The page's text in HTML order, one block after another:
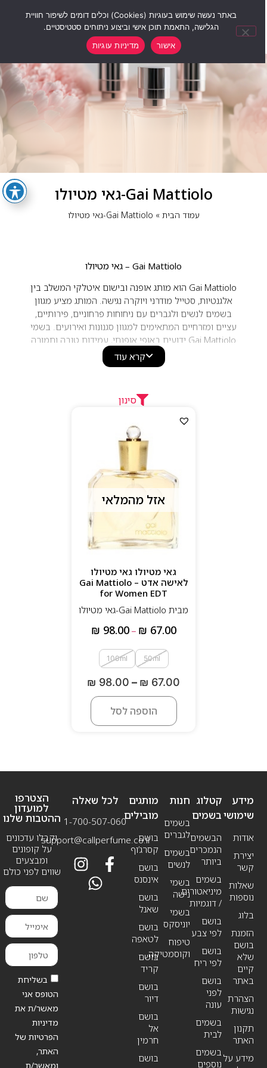
Gai Mattiolo-גאי מטיולו
עמוד הבית» Gai Mattiolo-גאי מטיולו
Gai Mattiolo – גאי מטיולו
Gai Mattiolo הוא מותג אופנה ובישום איטלקי המשלב בין
אלגנטיות, סטייל מודרני ויוקרה נגישה. המותג מציע מגוון
בשמים לנשים ולגברים עם ניחוחות פרחוניים, פירותיים,
עציים ומזרחיים המתאימים למגוון סגנונות ואירועים. בשמי
Gai Mattiolo ידועים באופי אופנתי, עמידות טובה ותמורה
מצוינת למחיר, למי שמחפש ניחוח איכותי עם נגיעה איטלקית.
קרא עוד
סינון
אזל מהמלאי
גאי מטיולו גאי מטיולו
לאישה אדט – Gai Mattiolo
for Women EDT
מבית Gai Mattiolo-גאי מטיולו
₪ 67.00
–
₪ 98.00
50ml
100ml
₪ 67.00
–
₪ 98.00
הוספה לסל
מידע
שימושי
אודות
יצירת
קשר
שאלות
נוספות
בלוג
הזמנת
בושם
שלא
קיים
באתר
הצהרת
נגישות
תקנון
האתר
מידע על
חנות
בשמים
לגברים
בשמים
לנשים
בשמי
נישה
בשמי
יוניסקס
טיפוח
וקוסמטיקה
קטלוג
בשמים
הבשמים
הנמכרים
ביותר
בשמים
מיניאטורים
/ דוגמיות
בושם
לפי צבע
בושם
לפי ריח
בושם
לפני
עונה
בשמים
לבית
בשמים
נוספים
מותגים
מובילים
בושם
קסרג’וף
בושם
אינסנס
בושם
שאנל
בושם
לטאפה
בושם
קריד
בושם
דיור
בושם
אל
חרמין
בושם
לכל שאלה
1-700-507-060
support@callperfume.co.il
הצטרפו
למועדון
ההטבות שלנו
וקבלו עדכונים
על קופונים
ומבצעים
שווים לפני כולם
בשליחת
הטופס אני
מאשר/ת את
מדיניות
הפרטיות של
האתר,
ומאשר/ת
באתר נעשה שימוש בעוגיות (Cookies) וכלים דומים לשיפור חוויית
הגלישה, התאמת תוכן אישי וביצוע ניתוחים סטטיסטיים.
אישור
מדיניות עוגיות